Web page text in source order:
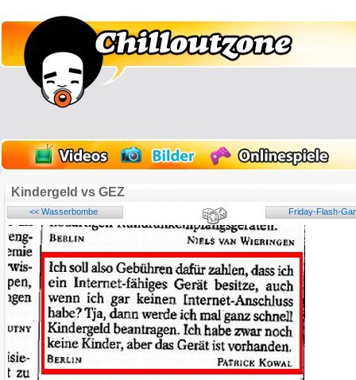
Kindergeld vs GEZ
<< Wasserbombe Friday-Flash-
Name:
E-Mail-Adresse (optional):
Kommentar:
Alle HTML-Tags außer <br>, <strike> und <i> werden aus Deinem Kommentar entfernt.
URLs werden automatisch umgewandelt. Bitte verwende "www." oder "http://" in URLs
Ich möchte eine E-Mail, wenn zu meinem Kommentar Antworten erscheinen.